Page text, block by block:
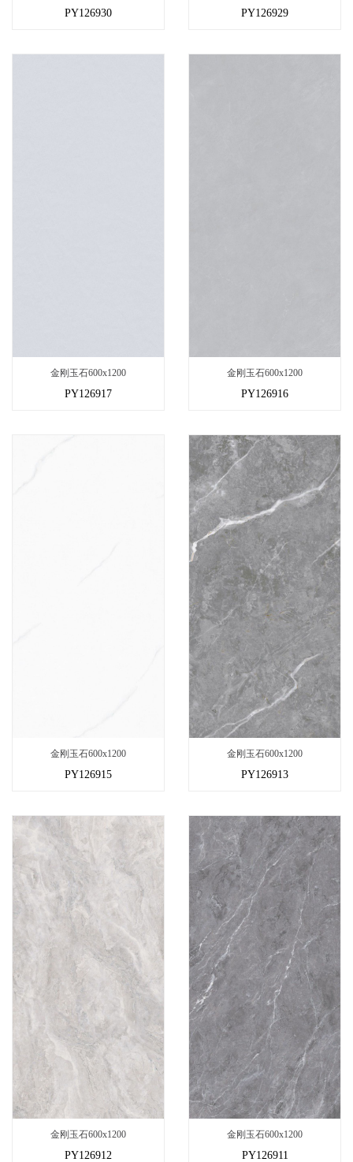
PY126930 PY126929
金刚玉石600x1200
PY126917
金刚玉石600x1200
PY126916
金刚玉石600x1200
PY126915
金刚玉石600x1200
PY126913
金刚玉石600x1200
PY126912
金刚玉石600x1200
PY126911